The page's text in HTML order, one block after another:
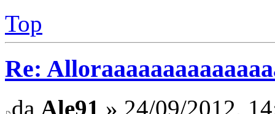
Top
Re:
da Ale91 » 24/09/2012,